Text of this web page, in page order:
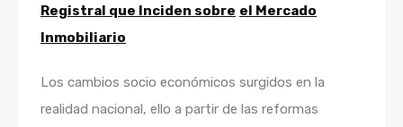
Registral que Inciden sobre el Mercado
Inmobiliario
Los cambios socio económicos surgidos en la
realidad nacional, ello a partir de las reformas